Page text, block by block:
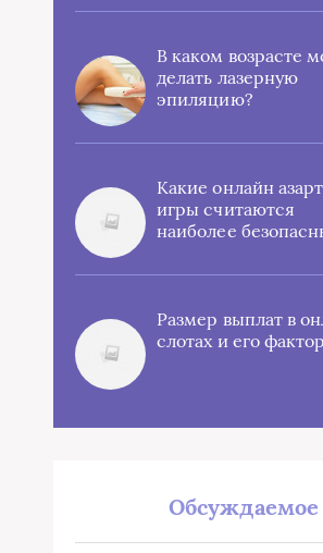
В каком возрасте
делать лазерную
эпиляцию?
Какие онлайн
игры считаются
наиболее
Размер выплат в
слотах и его
Обсуждаемое